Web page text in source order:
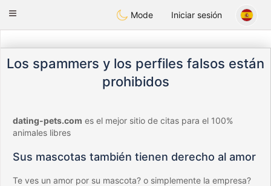
Animour
Toggle
Mode Iniciar sesión
Los spammers y los perfiles falsos están
prohibidos
dating-pets.com es el mejor sitio de citas para el 100%
animales libres
Sus mascotas también tienen derecho al amor
Te ves un amor por su mascota? o simplemente la empresa?